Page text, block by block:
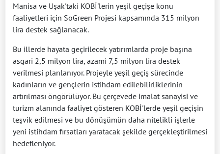
Manisa ve Uşak'taki KOBİ'lerin yeşil geçişe konu
faaliyetleri için SoGreen Projesi kapsamında 315 milyon
lira destek sağlanacak.
Bu illerde hayata geçirilecek yatırımlarda proje başına
asgari 2,5 milyon lira, azami 7,5 milyon lira destek
verilmesi planlanıyor. Projeyle yeşil geçiş sürecinde
kadınların ve gençlerin istihdam edilebilirliklerinin
artırılması öngörülüyor. Bu çerçevede imalat sanayisi ve
turizm alanında faaliyet gösteren KOBİ'lerde yeşil geçişin
teşvik edilmesi ve bu dönüşümün daha nitelikli işlerle
yeni istihdam fırsatları yaratacak şekilde gerçekleştirilmesi
hedefleniyor.